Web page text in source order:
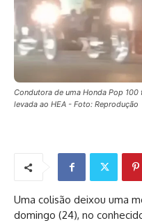
Condutora de uma Honda Pop
levada ao HEA - Foto: Reprodução
Uma colisão deixou uma
domingo (24), no